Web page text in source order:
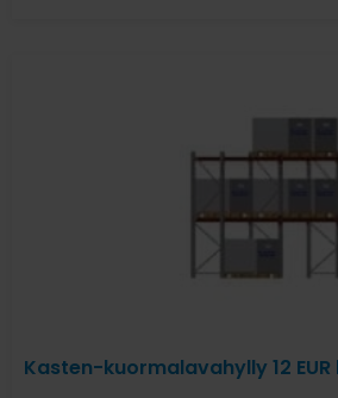
Kasten-kuormalavahylly 12